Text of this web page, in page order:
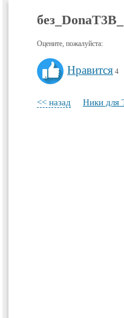
Оцените, пожалуйста:
Нравится 4
<< назад Ники для